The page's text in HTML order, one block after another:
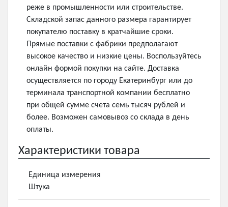
реже в промышленности или строительстве.
Складской запас данного размера гарантирует
покупателю поставку в кратчайшие сроки.
Прямые поставки с фабрики предполагают
высокое качество и низкие цены. Воспользуйтесь
онлайн формой покупки на сайте. Доставка
осуществляется по городу Екатеринбург или до
терминала транспортной компании бесплатно
при общей сумме счета семь тысяч рублей и
более. Возможен самовывоз со склада в день
оплаты.
Характеристики товара
Единица измерения
Штука